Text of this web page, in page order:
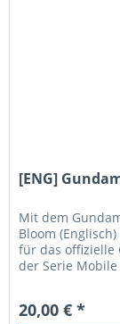
[ENG]
Mit dem
Bloom
für das offizielle
der Serie
20,00 € *